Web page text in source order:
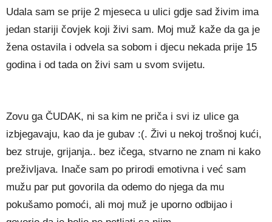
Udala sam se prije 2 mjeseca u ulici gdje sad živim ima
jedan stariji čovjek koji živi sam. Moj muž kaže da ga je
žena ostavila i odvela sa sobom i djecu nekada prije 15
godina i od tada on živi sam u svom svijetu.
Zovu ga ČUDAK, ni sa kim ne priča i svi iz ulice ga
izbjegavaju, kao da je gubav :(. Živi u nekoj trošnoj kući,
bez struje, grijanja.. bez ičega, stvarno ne znam ni kako
preživljava. Inače sam po prirodi emotivna i već sam
mužu par put govorila da odemo do njega da mu
pokušamo pomoći, ali moj muž je uporno odbijao i